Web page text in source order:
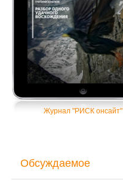
Журнал "РИСК онсайт"
Обсуждаемое